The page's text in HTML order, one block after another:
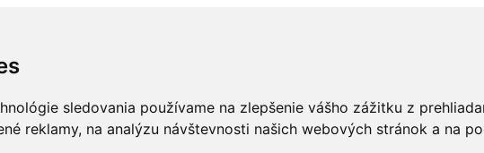
sledovania používame na zlepšenie vášho zážitku z
reklamy, na analýzu návštevnosti našich webových stránok a na